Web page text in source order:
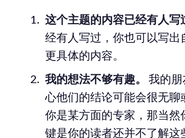
这个主题的内容已经有人写
经有人写过，你也可以写
更具体的内容。
我的想法不够有趣。
我的
心他们的结论可能会很无
你是某方面的专家，那当
键是你的读者还并不了解这